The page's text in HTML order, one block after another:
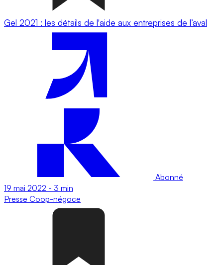
Gel 2021 : les détails de l'aide aux entreprises de l’aval
Abonné
19 mai 2022 - 3 min
Presse Coop-négoce